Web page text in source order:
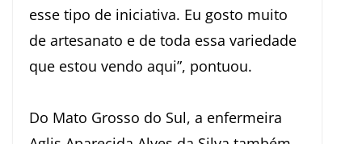
esse tipo de iniciativa. Eu gosto muito
de artesanato e de toda essa variedade
que estou vendo aqui”, pontuou.
Do Mato Grosso do Sul, a enfermeira